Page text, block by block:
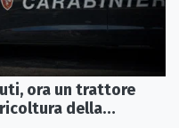
ora un trattore
della